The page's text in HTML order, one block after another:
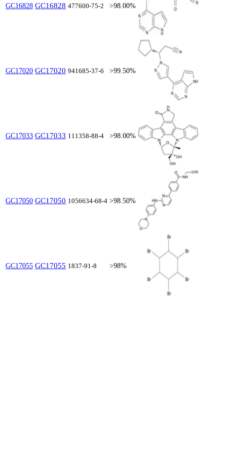
GC16828 GC16828 477600-75-2 >98.00%
GC17020 GC17020 941685-37-6 >99.50%
GC17033 GC17033 111358-88-4 >98.00%
GC17050 GC17050 1056634-68-4 >98.50%
GC17055 GC17055 1837-91-8 >98%